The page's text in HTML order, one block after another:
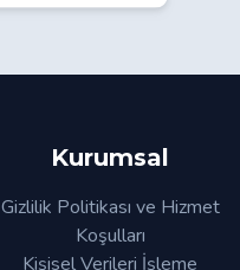
Kurumsal
Gizlilik Politikası ve Hizmet
Koşulları
Kişisel Verileri İşleme